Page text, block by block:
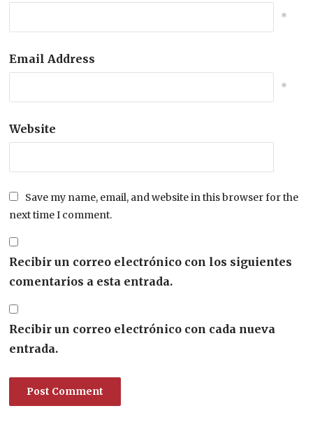
*
Email Address
*
Website
Save my name, email, and website in this browser for the
next time I comment.
Recibir un correo electrónico con los siguientes
comentarios a esta entrada.
Recibir un correo electrónico con cada nueva
entrada.